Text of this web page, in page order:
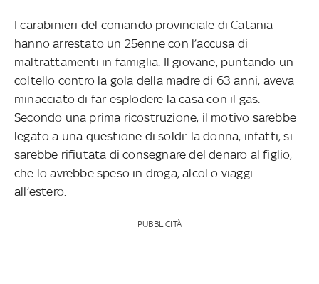
I carabinieri del comando provinciale di Catania
hanno arrestato un 25enne con l’accusa di
maltrattamenti in famiglia. Il giovane, puntando un
coltello contro la gola della madre di 63 anni, aveva
minacciato di far esplodere la casa con il gas.
Secondo una prima ricostruzione, il motivo sarebbe
legato a una questione di soldi: la donna, infatti, si
sarebbe rifiutata di consegnare del denaro al figlio,
che lo avrebbe speso in droga, alcol o viaggi
all’estero.
PUBBLICITÀ